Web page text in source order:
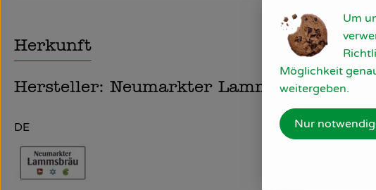
Herkunft
Hersteller: Neumarkter Lammsbräu
DE
Um
Möglichkeit
weitergeben.
Nur